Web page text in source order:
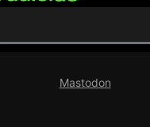
C
Mastodon